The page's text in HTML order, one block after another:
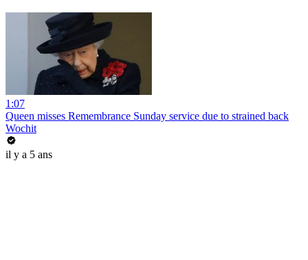
1:07
Queen misses Remembrance Sunday service due to strained back
Wochit
il y a 5 ans